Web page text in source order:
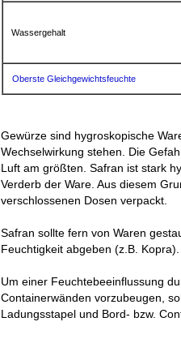
Wassergehalt
Oberste Gleichgewichtsfeuchte
Gewürze sind hygroskopische
Wechselwirkung stehen. Die
Luft am größten. Safran ist stark
Verderb der Ware. Aus diesem
verschlossenen Dosen verpackt.
Safran sollte fern von Waren
Feuchtigkeit abgeben (z.B. Kopra).
Um einer Feuchtebeeinflussung
Containerwänden vorzubeugen,
Ladungsstapel und Bord- bzw.